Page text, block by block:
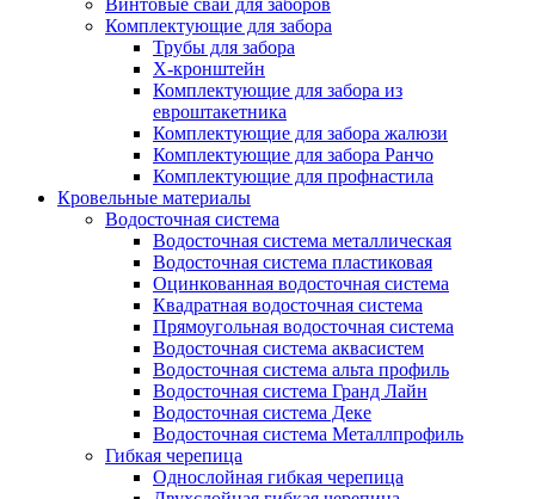
Винтовые сваи для заборов
Комплектующие для забора
Трубы для забора
Х-кронштейн
Комплектующие для забора из
евроштакетника
Комплектующие для забора жалюзи
Комплектующие для забора Ранчо
Комплектующие для профнастила
Кровельные материалы
Водосточная система
Водосточная система металлическая
Водосточная система пластиковая
Оцинкованная водосточная система
Квадратная водосточная система
Прямоугольная водосточная система
Водосточная система аквасистем
Водосточная система альта профиль
Водосточная система Гранд Лайн
Водосточная система Деке
Водосточная система Металлпрофиль
Гибкая черепица
Однослойная гибкая черепица